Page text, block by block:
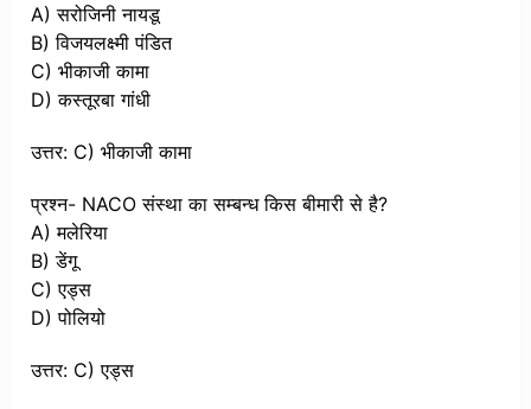
A) सरोजिनी नायडू
B) विजयलक्ष्मी पंडित
C) भीकाजी कामा
D) कस्तूरबा गांधी
उत्तर: C) भीकाजी कामा
प्रश्न- NACO संस्था का सम्बन्ध किस बीमारी से है?
A) मलेरिया
B) डेंगू
C) एड्स
D) पोलियो
उत्तर: C) एड्स